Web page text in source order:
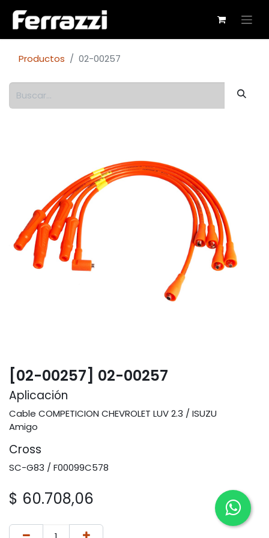
Productos 02-00257
[02-00257] 02-00257
Aplicación
Cable COMPETICION CHEVROLET LUV 2.3 / ISUZU
Amigo
Cross
SC-G83 / F00099C578
$ 60.708,06